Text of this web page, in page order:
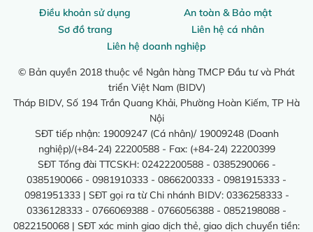
Điều khoản sử dụng
An toàn & Bảo mật
Sơ đồ trang
Liên hệ cá nhân
Liên hệ doanh nghiệp
© Bản quyền 2018 thuộc về Ngân hàng TMCP Đầu tư và Phát
triển Việt Nam (BIDV)
Tháp BIDV, Số 194 Trần Quang Khải, Phường Hoàn Kiếm, TP Hà
Nội
SĐT tiếp nhận: 19009247 (Cá nhân)/ 19009248 (Doanh
nghiệp)/(+84-24) 22200588 - Fax: (+84-24) 22200399
SĐT Tổng đài TTCSKH: 02422200588 - 0385290066 -
0385190066 - 0981910333 - 0866200333 - 0981915333 -
0981951333 | SĐT gọi ra từ Chi nhánh BIDV: 0336258333 -
0336128333 - 0766069388 - 0766056388 - 0852198088 -
0822150068 | SĐT xác minh giao dịch thẻ, giao dịch chuyển tiền: